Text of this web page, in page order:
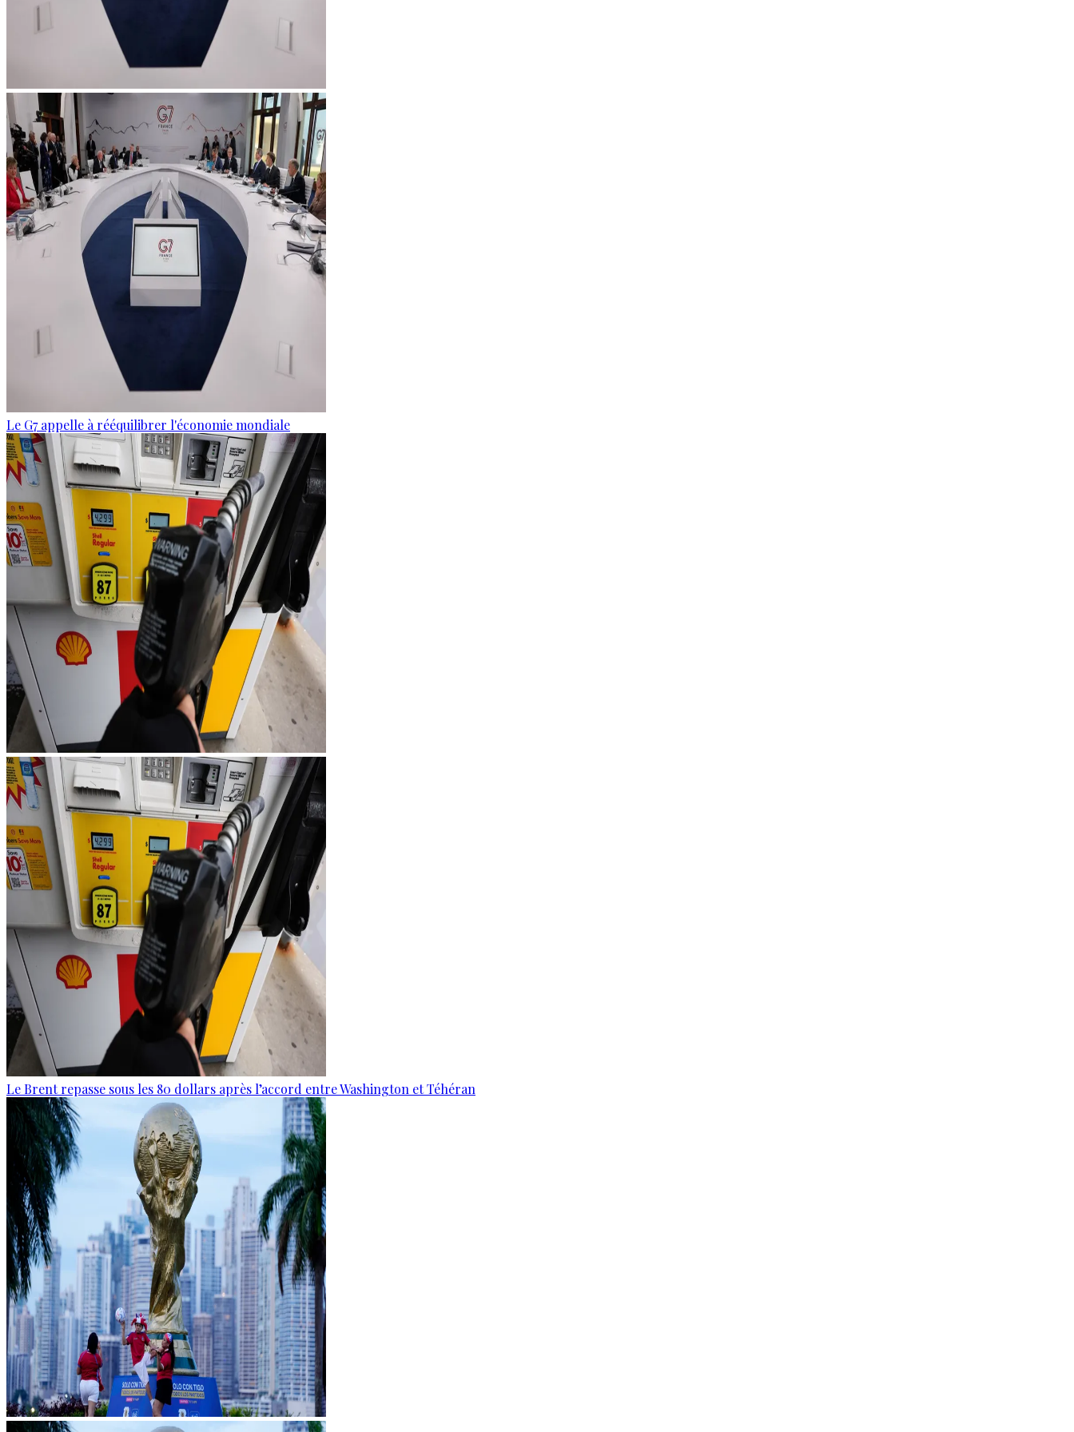
Le G7 appelle à rééquilibrer l'économie mondiale
Le Brent repasse sous les 80 dollars après l’accord entre Washington et Téhéran